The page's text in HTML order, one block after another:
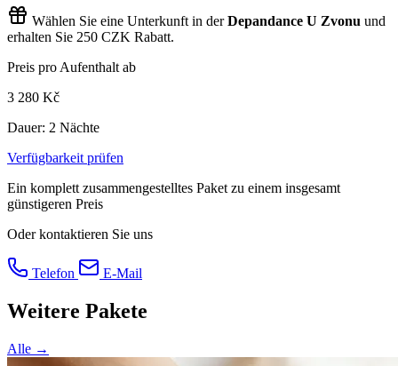
Wählen Sie eine Unterkunft in derDepandance U Zvonu und
erhalten Sie 250 CZK Rabatt.
Preis pro Aufenthalt ab
3 280 Kč
Dauer: 2 Nächte
Verfügbarkeit prüfen
Ein komplett zusammengestelltes Paket zu einem insgesamt
günstigeren Preis
Oder kontaktieren Sie uns
Telefon E-Mail
Weitere Pakete
Alle →